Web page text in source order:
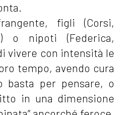
figli (Corsi,
o nipoti (Federica,
vivere con intensità le
tempo, avendo cura
basta per pensare, o
in una dimensione